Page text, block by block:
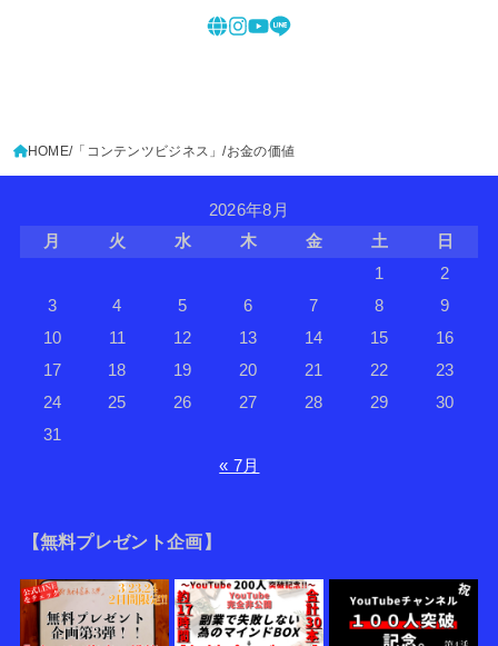
HOME 「コンテンツビジネス」 お金の価値
2026年8月
月
火 水 木 金 土
日
1
2
3
4 5 6 7 8
9
10
11 12 13 14 15
16
17
18 19 20 21 22
23
24
25 26 27 28 29
30
31
« 7月
【無料プレゼント企画】